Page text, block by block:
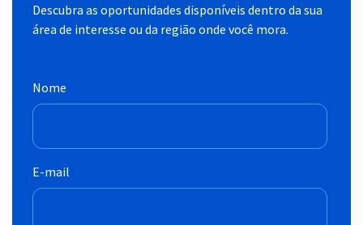
Descubra as oportunidades disponíveis dentro da sua
área de interesse ou da região onde você mora.
Nome
E-mail